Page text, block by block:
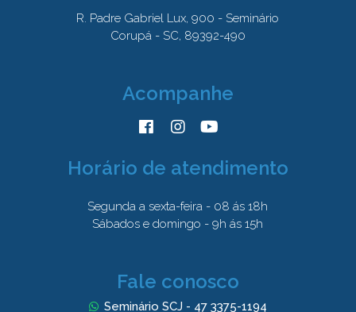
R. Padre Gabriel Lux, 900 - Seminário
Corupá - SC, 89392-490
Acompanhe
Horário de atendimento
Segunda a sexta-feira - 08 ás 18h
Sábados e domingo - 9h ás 15h
Fale conosco
Seminário SCJ - 47 3375-1194